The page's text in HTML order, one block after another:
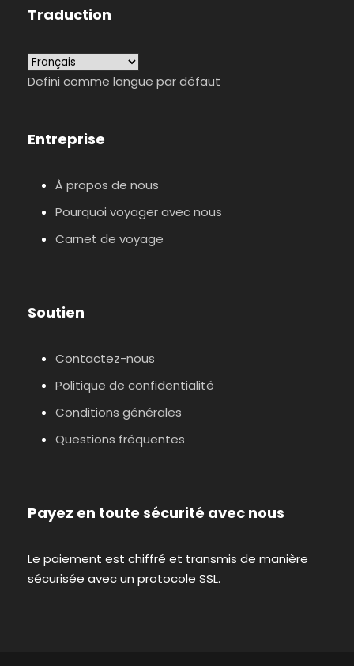
Traduction
Defini comme langue par défaut
Entreprise
À propos de nous
Pourquoi voyager avec nous
Carnet de voyage
Soutien
Contactez-nous
Politique de confidentialité
Conditions générales
Questions fréquentes
Payez en toute sécurité avec nous
Le paiement est chiffré et transmis de manière
sécurisée avec un protocole SSL.